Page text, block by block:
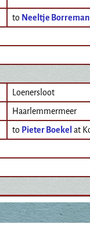
to Neeltje Borreman
Loenersloot
Haarlemmermeer
to Pieter Boekel at